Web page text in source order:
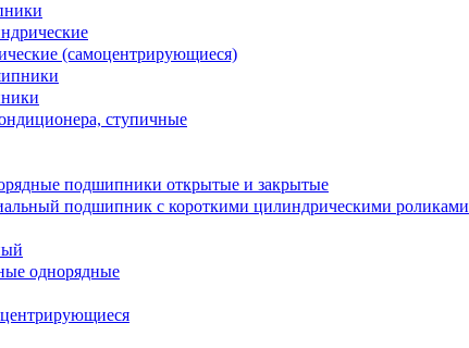
(самоцентрирующиеся)
ступичные
подшипники открытые и закрытые
подшипник с короткими цилиндрическими роликами
однорядные